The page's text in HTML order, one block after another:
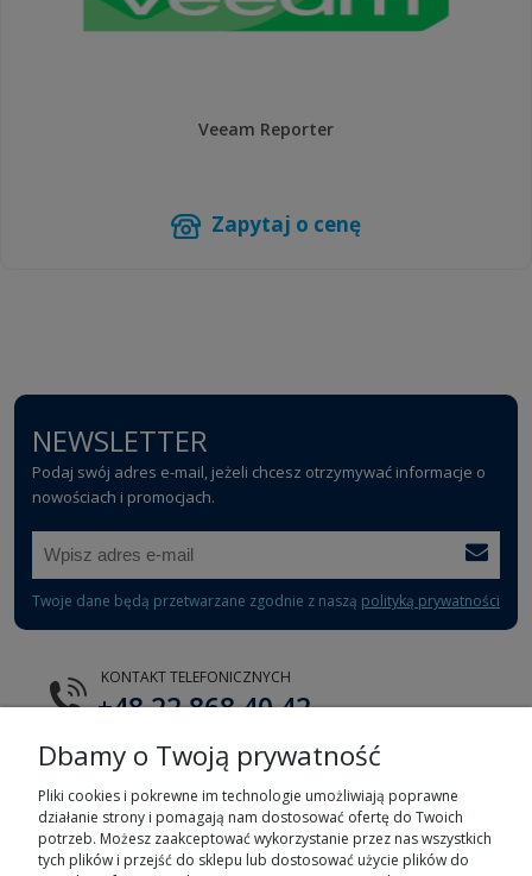
Veeam Reporter
Zapytaj o cenę
NEWSLETTER
Podaj swój adres e-mail, jeżeli chcesz otrzymywać informacje o
nowościach i promocjach.
Twoje dane będą przetwarzane zgodnie z naszą polityką prywatności
KONTAKT TELEFONICZNYCH
+48 22 868 40 42
E-MAIL
tts@tts.com.pl
Dbamy o Twoją prywatność
Pliki cookies i pokrewne im technologie umożliwiają poprawne
działanie strony i pomagają nam dostosować ofertę do Twoich
potrzeb. Możesz zaakceptować wykorzystanie przez nas wszystkich
tych plików i przejść do sklepu lub dostosować użycie plików do